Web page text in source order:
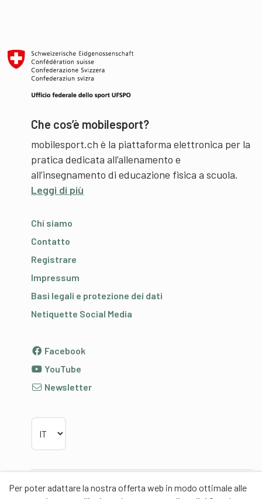
Per poter adattare la nostra offerta web in modo ottimale alle
Che cos’è mobilesport?
mobilesport.ch è la piattaforma elettronica per la
pratica dedicata all’allenamento e
all’insegnamento di educazione fisica a scuola.
Leggi di più
Chi siamo
Contatto
Registrare
Impressum
Basi legali e protezione dei dati
Netiquette Social Media
Facebook
YouTube
Newsletter
Partner